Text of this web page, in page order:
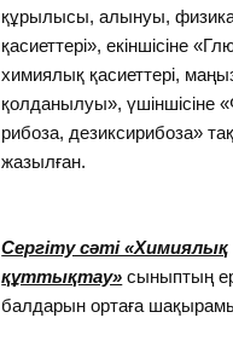
құрылысы, алынуы,
қасиеттері», екіншісіне
химиялық қасиеттері,
қолданылуы», үшіншісіне
рибоза, дезиксирибоза»
жазылған.
Сергіту сәті «Химиялық
құттықтау» сыныптың
балдарын ортаға